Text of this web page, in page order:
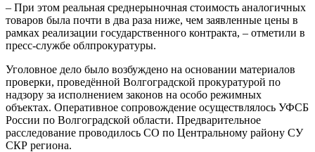
– При этом реальная среднерыночная стоимость аналогичных
товаров была почти в два раза ниже, чем заявленные цены в
рамках реализации государственного контракта, – отметили в
пресс-службе облпрокуратуры.
Уголовное дело было возбуждено на основании материалов
проверки, проведённой Волгоградской прокуратурой по
надзору за исполнением законов на особо режимных
объектах. Оперативное сопровождение осуществлялось УФСБ
России по Волгоградской области. Предварительное
расследование проводилось СО по Центральному району СУ
СКР региона.